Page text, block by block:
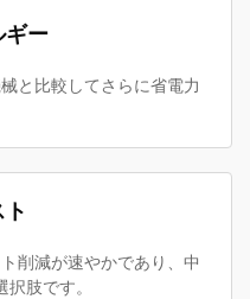
ギー
と比較してさらに省電力
削減が速やかであり、中
肢です。